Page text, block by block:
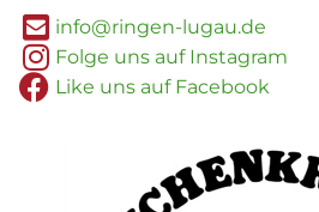
info@ringen-lugau.de
Folge uns auf Instagram
Like uns auf Facebook